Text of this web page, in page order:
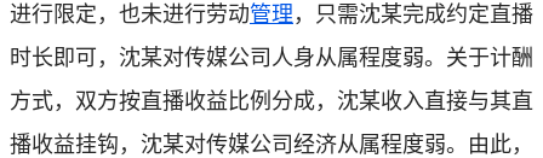
进行限定，也未进行劳动管理 ，只需沈某完成约定直播
时长即可，沈某对传媒公司人身从属程度弱。关于计酬
方式，双方按直播收益比例分成，沈某收入直接与其直
播收益挂钩，沈某对传媒公司经济从属程度弱。由此，